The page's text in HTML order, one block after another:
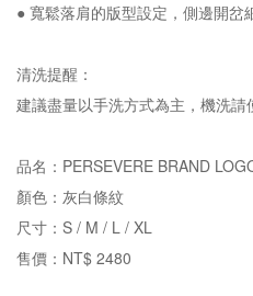
● 寬鬆落肩的版型設定，側邊開岔
清洗提醒：
建議盡量以手洗方式為主，機洗請
品名：PERSEVERE BRAND
顏色：灰白條紋
尺寸：S / M / L / XL
售價：NT$ 2480